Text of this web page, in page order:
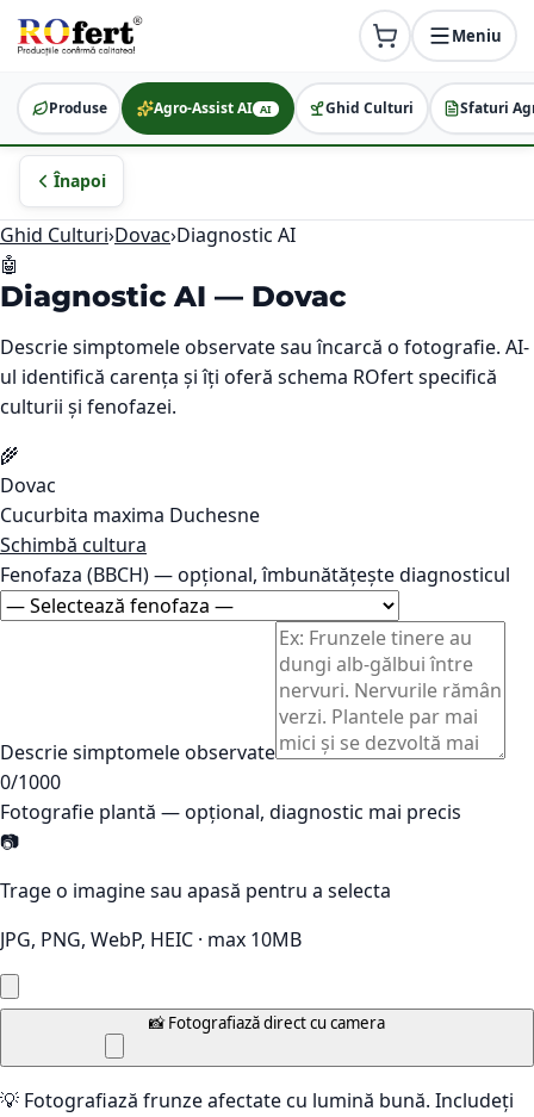
Meniu
Produse Agro-Assist AI AI Ghid Culturi Sfaturi
Înapoi
Ghid Culturi›Dovac›Diagnostic AI
🤖
Diagnostic AI — Dovac
Descrie simptomele observate sau încarcă o fotografie. AI-
ul identifică carența și îți oferă schema ROfert specifică
culturii și fenofazei.
🌾
Dovac
Cucurbita maxima Duchesne
Schimbă cultura
Fenofaza (BBCH)— opțional, îmbunătățește diagnosticul
Descrie simptomele observate
0/1000
Fotografie plantă — opțional, diagnostic mai precis
📷
Trage o imagine sau apasă pentru a selecta
JPG, PNG, WebP, HEIC · max 10MB
📸 Fotografiază direct cu camera
💡 Fotografiază frunze afectate cu lumină bună. Includeți